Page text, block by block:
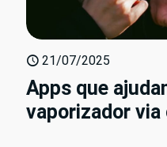
21/07/2025
Apps que
vaporizador via